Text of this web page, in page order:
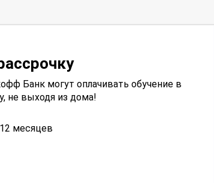
Банк могут оплачивать обучение в
не выходя из дома!
месяцев